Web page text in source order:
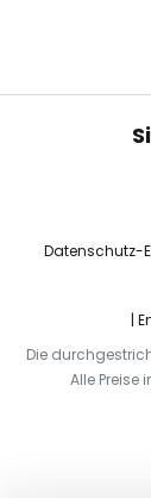
Datenschutz-
Die
Alle Preise